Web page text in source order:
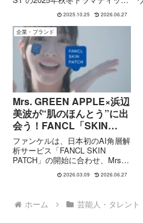
24日から放映スタート。話題の
楽曲・撮影メイキング・キャンペ
ーン情報まで、CMの見どころを
紹介します。
2025.10.25 2026.06.27
企業・ブランド
Mrs. GREEN APPLE×浜辺
美波が“肌のほんとう”に出
会う！FANCL「SKIN
PATCH」新CM
ファンケルは、日本初のAI角層解
析サービス「FANCL SKIN
PATCH」の開始に合わせ、Mrs.
を起用した新TVCMを2026年3月9
CMでは、AIによる肌の角層解析
を...
2026.03.09 2026.06.27
ホーム 芸能人・タレント